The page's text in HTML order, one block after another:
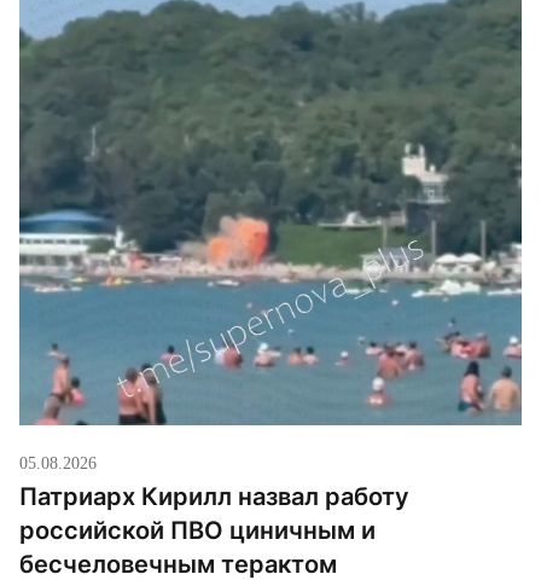
05.08.2026
Патриарх Кирилл назвал работу
российской ПВО циничным и
бесчеловечным терактом